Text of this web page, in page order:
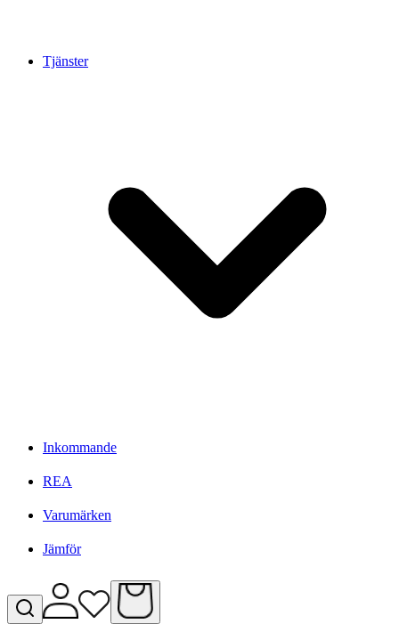
Tjänster
Inkommande
REA
Varumärken
Jämför